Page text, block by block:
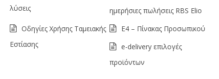
λύσεις
ημερήσιες πωλήσεις RBS Elio
Οδηγίες Χρήσης Ταμειακής
Εστίασης
Ε4 – Πίνακας Προσωπικού
e-delivery επιλογές
προϊόντων